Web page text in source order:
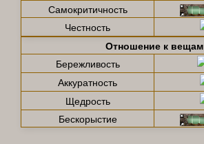
Самокритичность
Честность
Отношение к вещам
Бережливость
Аккуратность
Щедрость
Бескорыстие